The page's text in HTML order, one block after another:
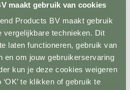
maakt gebruik van cookies
Products BV maakt gebruik
vergelijkbare technieken. Dit
laten functioneren, gebruik van
en om jouw gebruikerservaring
kun je deze cookies weigeren
te klikken of gebruik te
bestrijding
bestrijding
bestrijding